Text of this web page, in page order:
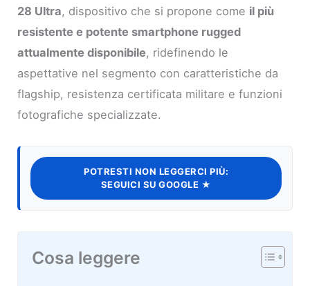
28 Ultra, dispositivo che si propone come il più
resistente e potente smartphone rugged
attualmente disponibile, ridefinendo le
aspettative nel segmento con caratteristiche da
flagship, resistenza certificata militare e funzioni
fotografiche specializzate.
POTRESTI NON LEGGERCI PIÙ:
SEGUICI SU GOOGLE ★
Cosa leggere